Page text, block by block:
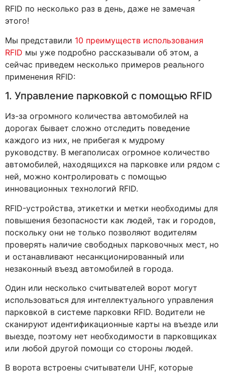
RFID по несколько раз в день, даже не замечая
этого!
Мы представили 10 преимуществ использования
RFID мы уже подробно рассказывали об этом, а
сейчас приведем несколько примеров реального
применения RFID:
1. Управление парковкой с помощью RFID
Из-за огромного количества автомобилей на
дорогах бывает сложно отследить поведение
каждого из них, не прибегая к мудрому
руководству. В мегаполисах огромное количество
автомобилей, находящихся на парковке или рядом с
ней, можно контролировать с помощью
инновационных технологий RFID.
RFID-устройства, этикетки и метки необходимы для
повышения безопасности как людей, так и городов,
поскольку они не только позволяют водителям
проверять наличие свободных парковочных мест, но
и останавливают несанкционированный или
незаконный въезд автомобилей в города.
Один или несколько считывателей ворот могут
использоваться для интеллектуального управления
парковкой в системе парковки RFID. Водители не
сканируют идентификационные карты на въезде или
выезде, поэтому нет необходимости в парковщиках
или любой другой помощи со стороны людей.
В ворота встроены считыватели UHF, которые